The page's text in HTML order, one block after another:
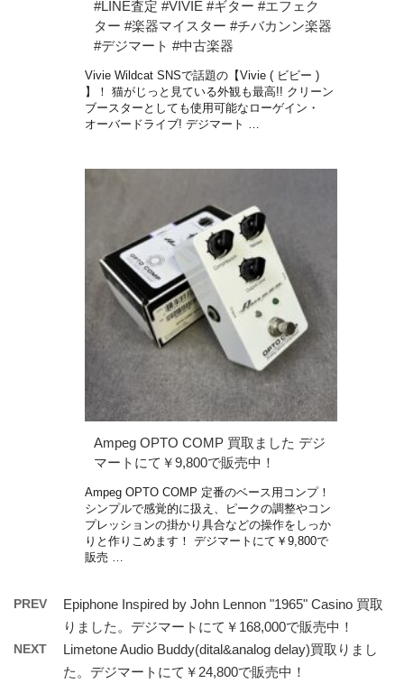
#LINE査定 #VIVIE #ギター #エフェク
ター #楽器マイスター #チバカンン楽器
#デジマート #中古楽器
Vivie Wildcat SNSで話題の【Vivie ( ビビー )
】！ 猫がじっと見ている外観も最高!! クリーン
ブースターとしても使用可能なローゲイン・
オーバードライブ! デジマート …
Ampeg OPTO COMP 買取ました デジ
マートにて￥9,800で販売中！
Ampeg OPTO COMP 定番のベース用コンプ！
シンプルで感覚的に扱え、ピークの調整やコン
プレッションの掛かり具合などの操作をしっか
りと作りこめます！ デジマートにて￥9,800で
販売 …
PREV
Epiphone Inspired by John Lennon "1965" Casino 買取
りました。デジマートにて￥168,000で販売中！
NEXT
Limetone Audio Buddy(dital&analog delay)買取りまし
た。デジマートにて￥24,800で販売中！